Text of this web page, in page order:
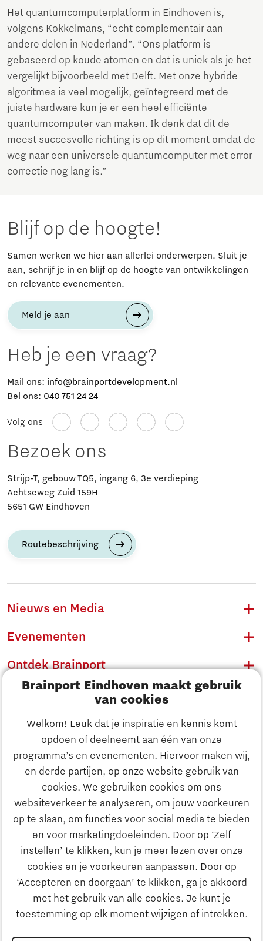
Brainport Eindhoven maakt gebruik
van cookies
Welkom! Leuk dat je inspiratie en kennis komt
opdoen of deelneemt aan één van onze
programma’s en evenementen. Hiervoor maken wij,
en derde partijen, op onze website gebruik van
cookies. We gebruiken cookies om ons
websiteverkeer te analyseren, om jouw voorkeuren
op te slaan, om functies voor social media te bieden
en voor marketingdoeleinden. Door op ‘Zelf
instellen’ te klikken, kun je meer lezen over onze
cookies en je voorkeuren aanpassen. Door op
‘Accepteren en doorgaan’ te klikken, ga je akkoord
met het gebruik van alle cookies. Je kunt je
toestemming op elk moment wijzigen of intrekken.
Ontdek Brainport
Innovatie
Ondernemen
Onderwijs
Het quantumcomputerplatform in Eindhoven is,
volgens Kokkelmans, “echt complementair aan
andere delen in Nederland”. “Ons platform is
gebaseerd op koude atomen en dat is uniek als je het
vergelijkt bijvoorbeeld met Delft. Met onze hybride
algoritmes is veel mogelijk, geïntegreerd met de
juiste hardware kun je er een heel efficiënte
quantumcomputer van maken. Ik denk dat dit de
meest succesvolle richting is op dit moment omdat de
weg naar een universele quantumcomputer met error
correctie nog lang is.”
Blijf op de hoogte!
Samen werken we hier aan allerlei onderwerpen. Sluit je
aan, schrijf je in en blijf op de hoogte van ontwikkelingen
en relevante evenementen.
Meld je aan
Heb je een vraag?
Mail ons: info@brainportdevelopment.nl
Bel ons: 040 751 24 24
Volg ons
Bezoek ons
Strijp-T, gebouw TQ5, ingang 6, 3e verdieping
Achtseweg Zuid 159H
5651 GW Eindhoven
Routebeschrijving
Nieuws en Media
Evenementen
Ontdek Brainport
Innovatie
Ondernemen
Onderwijs
Maatschappelijk
Strategie & Organisatie
Zoeken
Contact
Naar internationale website